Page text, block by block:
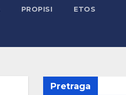
PROPISI ETOS
Pretraga